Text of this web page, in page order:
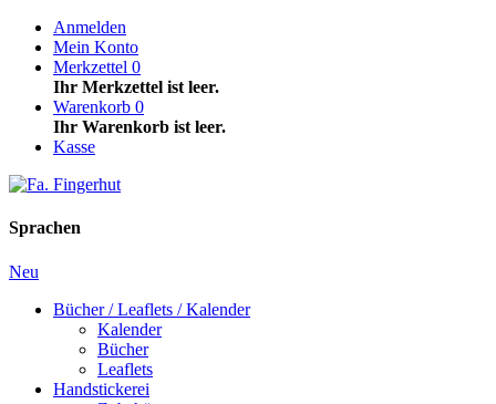
Anmelden
Mein Konto
Merkzettel 0
Ihr Merkzettel ist leer.
Warenkorb 0
Ihr Warenkorb ist leer.
Kasse
Sprachen
Neu
Bücher / Leaflets / Kalender
Kalender
Bücher
Leaflets
Handstickerei